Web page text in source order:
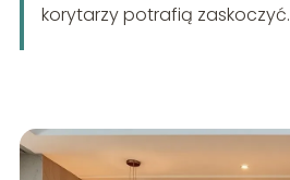
korytarzy potrafią zaskoczyć.